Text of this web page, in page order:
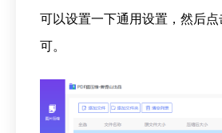
可以设置一下通用设置，然后点
可。